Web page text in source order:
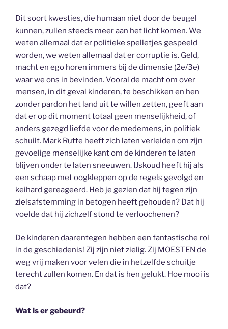
Dit soort kwesties, die humaan niet door de beugel
kunnen, zullen steeds meer aan het licht komen. We
weten allemaal dat er politieke spelletjes gespeeld
worden, we weten allemaal dat er corruptie is. Geld,
macht en ego horen immers bij de dimensie (2e/3e)
waar we ons in bevinden. Vooral de macht om over
mensen, in dit geval kinderen, te beschikken en hen
zonder pardon het land uit te willen zetten, geeft aan
dat er op dit moment totaal geen menselijkheid, of
anders gezegd liefde voor de medemens, in politiek
schuilt. Mark Rutte heeft zich laten verleiden om zijn
gevoelige menselijke kant om de kinderen te laten
blijven onder te laten sneeuwen. IJskoud heeft hij als
een schaap met oogkleppen op de regels gevolgd en
keihard gereageerd. Heb je gezien dat hij tegen zijn
zielsafstemming in betogen heeft gehouden? Dat hij
voelde dat hij zichzelf stond te verloochenen?
De kinderen daarentegen hebben een fantastische rol
in de geschiedenis! Zij zijn niet zielig. Zij MOESTEN de
weg vrij maken voor velen die in hetzelfde schuitje
terecht zullen komen. En dat is hen gelukt. Hoe mooi is
dat?
Wat is er gebeurd?